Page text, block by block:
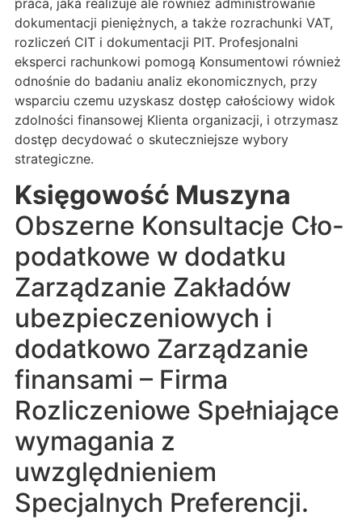
praca, jaka realizuje ale również administrowanie
dokumentacji pieniężnych, a także rozrachunki VAT,
rozliczeń CIT i dokumentacji PIT. Profesjonalni
eksperci rachunkowi pomogą Konsumentowi również
odnośnie do badaniu analiz ekonomicznych, przy
wsparciu czemu uzyskasz dostęp całościowy widok
zdolności finansowej Klienta organizacji, i otrzymasz
dostęp decydować o skuteczniejsze wybory
strategiczne.
Księgowość Muszyna
Obszerne Konsultacje Cło-
podatkowe w dodatku
Zarządzanie Zakładów
ubezpieczeniowych i
dodatkowo Zarządzanie
finansami – Firma
Rozliczeniowe Spełniające
wymagania z
uwzględnieniem
Specjalnych Preferencji.